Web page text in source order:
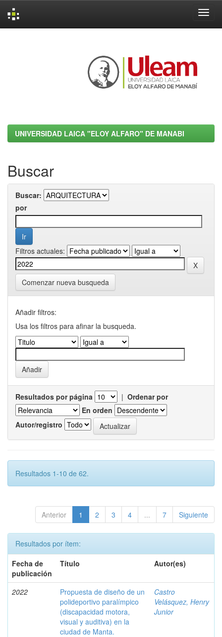
UNIVERSIDAD LAICA "ELOY ALFARO" DE MANABI
Buscar
Buscar:
por
Filtros actuales:
Comenzar nueva busqueda
Añadir filtros:
Usa los filtros para afinar la busqueda.
Resultados por página | Ordenar por
En orden
Autor/registro
Resultados 1-10 de 62.
Anterior 1 2 3 4 ... 7 Siguiente
Resultados por ítem:
Fecha de
publicación
Título Autor(es)
2022
Propuesta de diseño de un
polideportivo paralímpico
(discapacidad motora,
visual y auditiva) en la
ciudad de Manta.
Castro
Velásquez, Henry
Junior